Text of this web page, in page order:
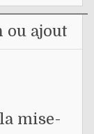
ou ajout
mise-